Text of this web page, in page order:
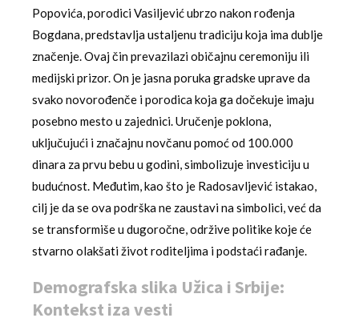
Popovića, porodici Vasiljević ubrzo nakon rođenja
Bogdana, predstavlja ustaljenu tradiciju koja ima dublje
značenje. Ovaj čin prevazilazi običajnu ceremoniju ili
medijski prizor. On je jasna poruka gradske uprave da
svako novorođenče i porodica koja ga dočekuje imaju
posebno mesto u zajednici. Uručenje poklona,
uključujući i značajnu novčanu pomoć od 100.000
dinara za prvu bebu u godini, simbolizuje investiciju u
budućnost. Međutim, kao što je Radosavljević istakao,
cilj je da se ova podrška ne zaustavi na simbolici, već da
se transformiše u dugoročne, održive politike koje će
stvarno olakšati život roditeljima i podstaći rađanje.
Demografska slika Užica i Srbije:
Kontekst iza vesti